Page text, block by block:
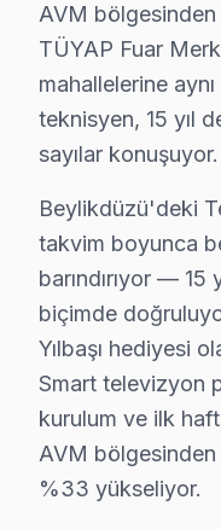
Beylikdüzü'da
Beylikdüzü'de her
• 2 yıl yazılı işçilik
• Beylikdüzü'de
• Resmi fatura +
Beylikdüzü'de
Onarım bittikten
Beylikdüzü'da
Beylikdüzü
Telefunken
Neden bu kadar
AVM
TÜYAP Fuar
mahallelerine
teknisyen, 15 yıl
sayılar konuşuyor.
Beylikdüzü'deki
takvim boyunca
barındırıyor — 15
biçimde
Yılbaşı hediyesi
Smart televizyon
kurulum ve ilk
AVM
%33 yükseliyor.